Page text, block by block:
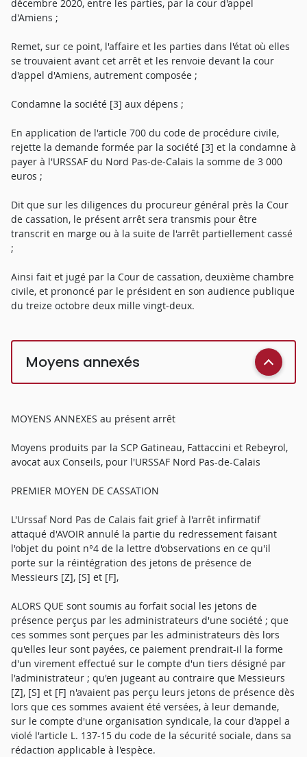
décembre 2020, entre les parties, par la cour d'appel
d'Amiens ;
Remet, sur ce point, l'affaire et les parties dans l'état où elles
se trouvaient avant cet arrêt et les renvoie devant la cour
d'appel d'Amiens, autrement composée ;
Condamne la société [3] aux dépens ;
En application de l'article 700 du code de procédure civile,
rejette la demande formée par la société [3] et la condamne à
payer à l'URSSAF du Nord Pas-de-Calais la somme de 3 000
euros ;
Dit que sur les diligences du procureur général près la Cour
de cassation, le présent arrêt sera transmis pour être
transcrit en marge ou à la suite de l'arrêt partiellement cassé
;
Ainsi fait et jugé par la Cour de cassation, deuxième chambre
civile, et prononcé par le président en son audience publique
du treize octobre deux mille vingt-deux.
Moyens annexés
MOYENS ANNEXES au présent arrêt
Moyens produits par la SCP Gatineau, Fattaccini et Rebeyrol,
avocat aux Conseils, pour l'URSSAF Nord Pas-de-Calais
PREMIER MOYEN DE CASSATION
L'Urssaf Nord Pas de Calais fait grief à l'arrêt infirmatif
attaqué d'AVOIR annulé la partie du redressement faisant
l'objet du point n°4 de la lettre d'observations en ce qu'il
porte sur la réintégration des jetons de présence de
Messieurs [Z], [S] et [F],
ALORS QUE sont soumis au forfait social les jetons de
présence perçus par les administrateurs d'une société ; que
ces sommes sont perçues par les administrateurs dès lors
qu'elles leur sont payées, ce paiement prendrait-il la forme
d'un virement effectué sur le compte d'un tiers désigné par
l'administrateur ; qu'en jugeant au contraire que Messieurs
[Z], [S] et [F] n'avaient pas perçu leurs jetons de présence dès
lors que ces sommes avaient été versées, à leur demande,
sur le compte d'une organisation syndicale, la cour d'appel a
violé l'article L. 137-15 du code de la sécurité sociale, dans sa
rédaction applicable à l'espèce.